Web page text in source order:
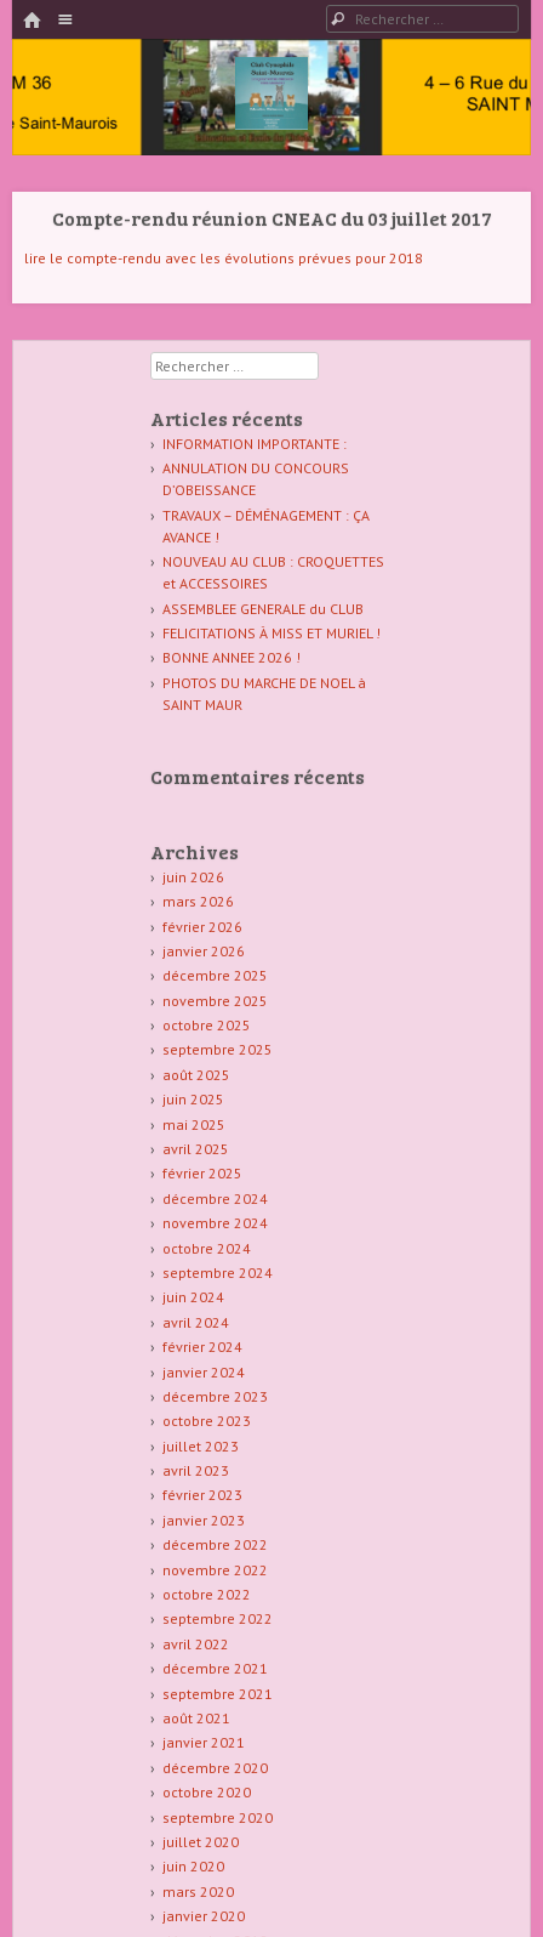
HOME Rechercher
Club
Cynophile
Saint
Maurois –
Club
Canin
Compte-rendu réunion CNEAC du 03 juillet 2017
lire le compte-rendu avec les évolutions prévues pour 2018
Rechercher
Articles récents
INFORMATION IMPORTANTE :
ANNULATION DU CONCOURS
D’OBEISSANCE
TRAVAUX – DÉMÉNAGEMENT : ÇA
AVANCE !
NOUVEAU AU CLUB : CROQUETTES
et ACCESSOIRES
ASSEMBLEE GENERALE du CLUB
FELICITATIONS À MISS ET MURIEL !
BONNE ANNEE 2026 !
PHOTOS DU MARCHE DE NOEL à
SAINT MAUR
Commentaires récents
Archives
juin 2026
mars 2026
février 2026
janvier 2026
décembre 2025
novembre 2025
octobre 2025
septembre 2025
août 2025
juin 2025
mai 2025
avril 2025
février 2025
décembre 2024
novembre 2024
octobre 2024
septembre 2024
juin 2024
avril 2024
février 2024
janvier 2024
décembre 2023
octobre 2023
juillet 2023
avril 2023
février 2023
janvier 2023
décembre 2022
novembre 2022
octobre 2022
septembre 2022
avril 2022
décembre 2021
septembre 2021
août 2021
janvier 2021
décembre 2020
octobre 2020
septembre 2020
juillet 2020
juin 2020
mars 2020
janvier 2020